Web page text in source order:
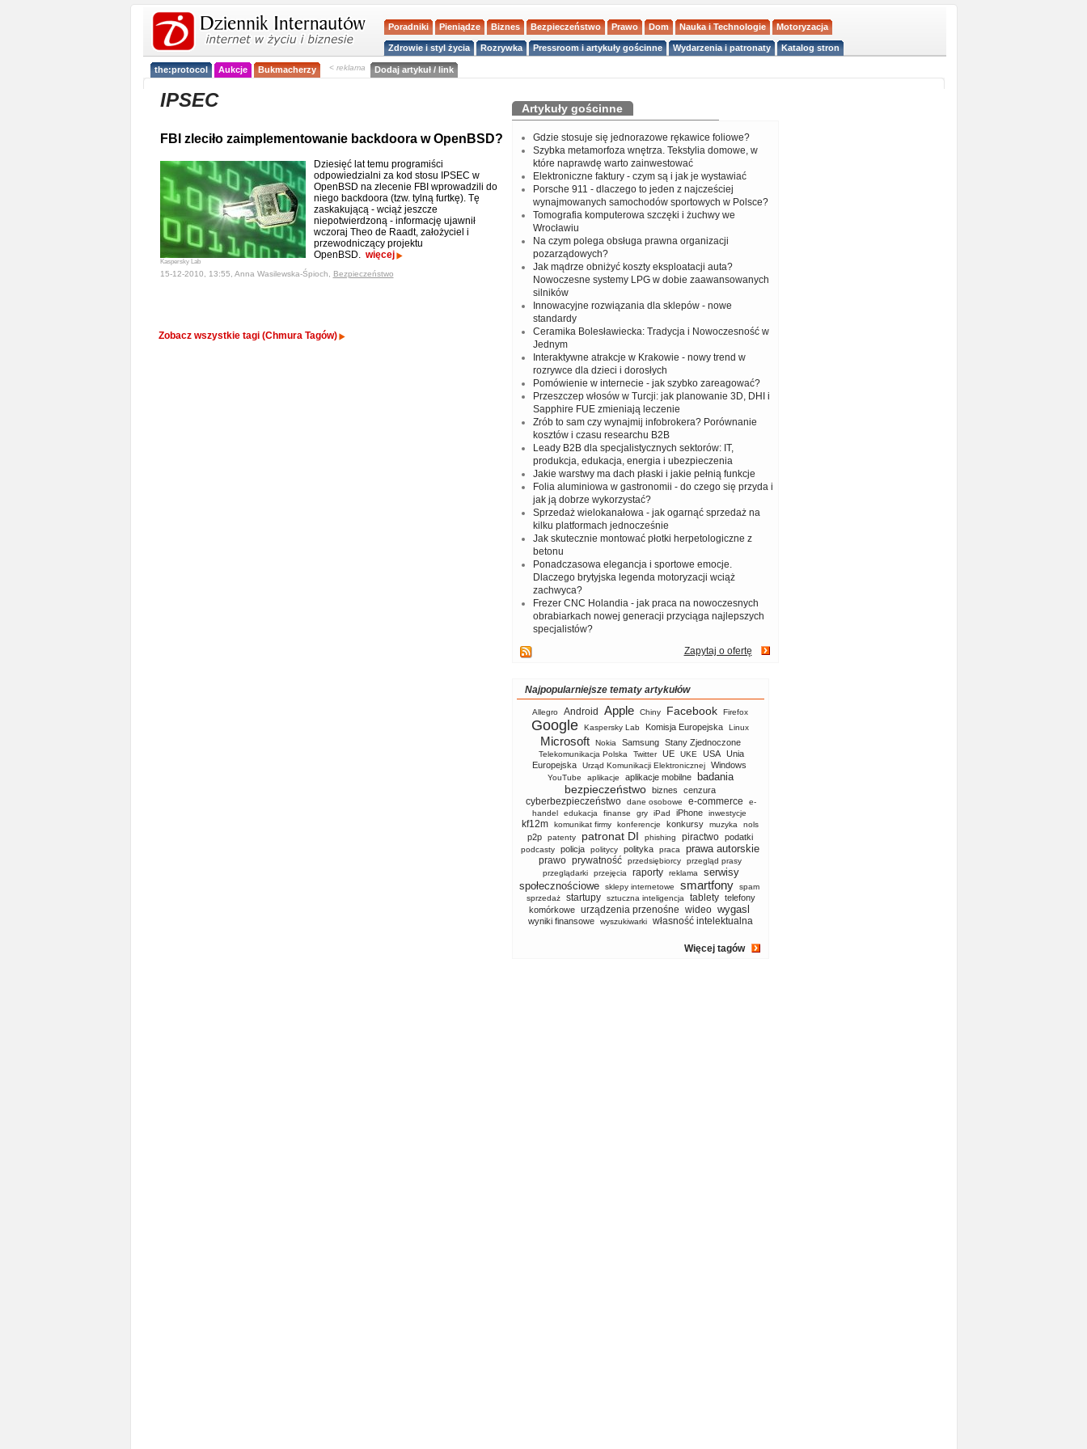
Poradniki Pieniądze Biznes Bezpieczeństwo Prawo Dom Nauka i Technologie Motoryzacja
Zdrowie i styl życia Rozrywka Pressroom i artykuły gościnne Wydarzenia i patronaty Katalog stron
the:protocol Aukcje Bukmacherzy < reklama Dodaj artykuł / link
IPSEC
FBI zleciło zaimplementowanie backdoora w OpenBSD?
Kaspersky Lab
Dziesięć lat temu programiści
odpowiedzialni za kod stosu IPSEC w
OpenBSD na zlecenie FBI wprowadzili do
niego backdoora (tzw. tylną furtkę). Tę
zaskakującą - wciąż jeszcze
niepotwierdzoną - informację ujawnił
wczoraj Theo de Raadt, założyciel i
przewodniczący projektu
OpenBSD. więcej
15-12-2010, 13:55, Anna Wasilewska-Śpioch, Bezpieczeństwo
Zobacz wszystkie tagi (Chmura Tagów)
Artykuły gościnne
Gdzie stosuje się jednorazowe rękawice foliowe?
Szybka metamorfoza wnętrza. Tekstylia domowe, w
które naprawdę warto zainwestować
Elektroniczne faktury - czym są i jak je wystawiać
Porsche 911 - dlaczego to jeden z najcześciej
wynajmowanych samochodów sportowych w Polsce?
Tomografia komputerowa szczęki i żuchwy we
Wrocławiu
Na czym polega obsługa prawna organizacji
pozarządowych?
Jak mądrze obniżyć koszty eksploatacji auta?
Nowoczesne systemy LPG w dobie zaawansowanych
silników
Innowacyjne rozwiązania dla sklepów - nowe
standardy
Ceramika Bolesławiecka: Tradycja i Nowoczesność w
Jednym
Interaktywne atrakcje w Krakowie - nowy trend w
rozrywce dla dzieci i dorosłych
Pomówienie w internecie - jak szybko zareagować?
Przeszczep włosów w Turcji: jak planowanie 3D, DHI i
Sapphire FUE zmieniają leczenie
Zrób to sam czy wynajmij infobrokera? Porównanie
kosztów i czasu researchu B2B
Leady B2B dla specjalistycznych sektorów: IT,
produkcja, edukacja, energia i ubezpieczenia
Jakie warstwy ma dach płaski i jakie pełnią funkcje
Folia aluminiowa w gastronomii - do czego się przyda i
jak ją dobrze wykorzystać?
Sprzedaż wielokanałowa - jak ogarnąć sprzedaż na
kilku platformach jednocześnie
Jak skutecznie montować płotki herpetologiczne z
betonu
Ponadczasowa elegancja i sportowe emocje.
Dlaczego brytyjska legenda motoryzacji wciąż
zachwyca?
Frezer CNC Holandia - jak praca na nowoczesnych
obrabiarkach nowej generacji przyciąga najlepszych
specjalistów?
Zapytaj o ofertę
Najpopularniejsze tematy artykułów
Allegro Android Apple Chiny Facebook Firefox
Google Kaspersky Lab Komisja Europejska Linux
Microsoft Nokia Samsung Stany Zjednoczone
Telekomunikacja Polska Twitter UE UKE USA
Unia
Europejska
Urząd Komunikacji Elektronicznej Windows
YouTube aplikacje aplikacje mobilne badania
bezpieczeństwo biznes cenzura
cyberbezpieczeństwo dane osobowe e-commerce
e-
handel
edukacja finanse gry iPad iPhone inwestycje
kf12m komunikat firmy konferencje konkursy muzyka nols
p2p patenty patronat DI phishing piractwo podatki
podcasty policja politycy polityka praca prawa autorskie
prawo prywatność przedsiębiorcy
przegląd prasy
przeglądarki
przejęcia raporty reklama
serwisy
społecznościowe
sklepy internetowe smartfony
spam
sprzedaż
startupy sztuczna inteligencja tablety telefony
komórkowe urządzenia przenośne wideo wygasl
wyniki finansowe wyszukiwarki własność intelektualna
Więcej tagów